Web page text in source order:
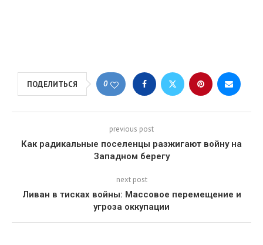
ПОДЕЛИТЬСЯ 0
previous post
Как радикальные поселенцы разжигают войну на
Западном берегу
next post
Ливан в тисках войны: Массовое перемещение и
угроза оккупации